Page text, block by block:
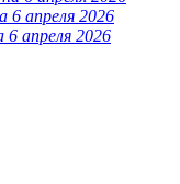
6 апреля 2026
апреля 2026